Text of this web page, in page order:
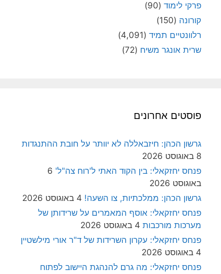
פרקי לימוד (90)
קורונה (150)
רלוונטיים תמיד (4,091)
שרית אונגר משיח (72)
פוסטים אחרונים
גרשון הכהן: חיזבאללה לא יוותר על חובת ההתנגדות
8 באוגוסט 2026
פנחס יחזקאלי: בין הקוד האתי ל'רוח צה"ל' 6
באוגוסט 2026
גרשון הכהן: ממלכתיות, צו השעה! 4 באוגוסט 2026
פנחס יחזקאלי: אוסף המאמרים על שרידותן של
מערכות מורכבות 4 באוגוסט 2026
פנחס יחזקאלי: עקרון השרידות של ד"ר אורי מילשטיין
4 באוגוסט 2026
פנחס יחזקאלי: מה גרם להנהגת היישוב לפתוח